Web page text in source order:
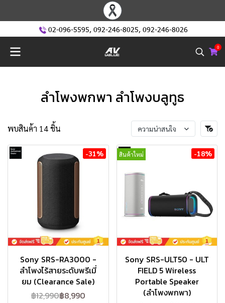
02-096-5595, 092-246-8025, 092-246-8026
0
ลำโพงพกพา ลำโพงบลูทูธ
พบสินค้า 14 ชิ้น ความน่าสนใจ
-31%
Sony SRS-RA3000 -
ลำโพงไร้สายระดับพรีเมี่
ยม (Clearance Sale)
฿12,990฿8,990
สินค้าใหม่ -18%
Sony SRS-ULT50 - ULT
FIELD 5 Wireless
Portable Speaker
(ลำโพงพกพา)